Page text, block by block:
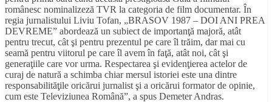
românesc nominalizeză TVR la categoria de film documentar. În
regia jurnalistului Liviu Tofan, „BRASOV 1987 – DOI ANI PREA
DEVREME” abordează un subiect de importanţă majoră, atât
pentru trecut, cât şi pentru prezentul pe care îl trăim, dar mai cu
seamă pentru viitorul pe care îl avem în faţă, atât noi, cât şi
generaţiile care vor urma. Respectarea şi evidenţierea actelor de
curaj de natură a schimba chiar mersul istoriei este una dintre
responsabilităţile oricărui jurnalist şi a oricărui formator de opinie,
cum este Televiziunea Română”, a spus Demeter Andras.